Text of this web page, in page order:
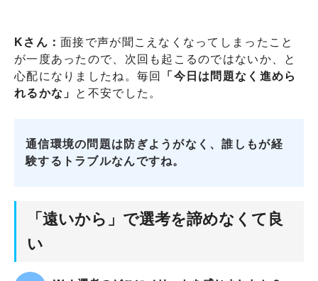
Kさん：面接で声が聞こえなくなってしまったこと
が一度あったので、次回も起こるのではないか、と
心配になりましたね。毎回
「今日は問題なく進めら
れるかな」 と不安でした。
通信環境の問題は防ぎようがなく、誰しもが経
験するトラブルなんですね。
「遠いから」で選考を諦めなくて良
い